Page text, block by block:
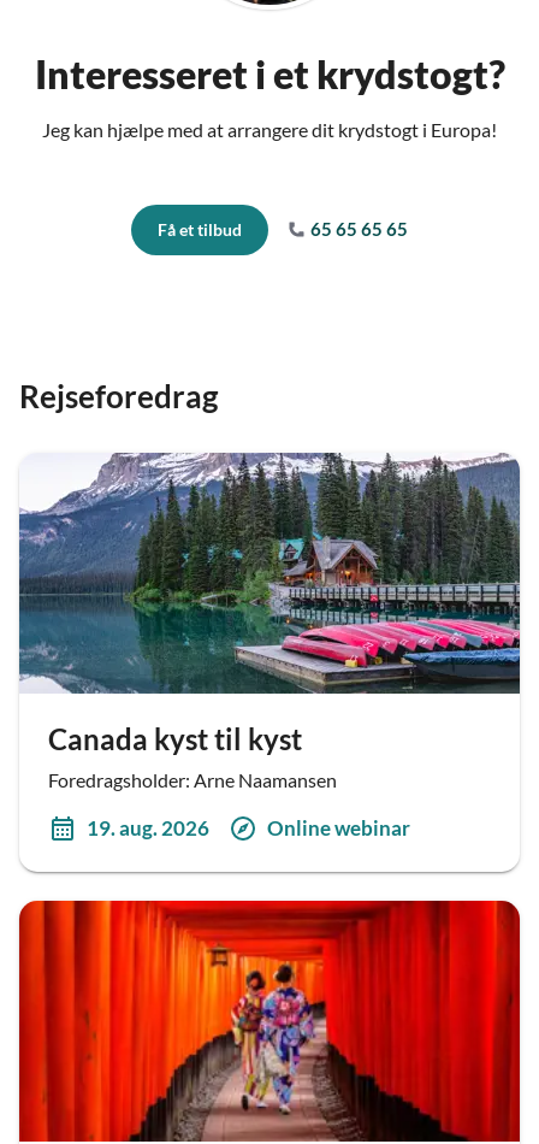
Interesseret i et krydstogt?
Jeg kan hjælpe med at arrangere dit krydstogt i Europa!
Få et tilbud 65 65 65 65
Rejseforedrag
Canada kyst til kyst
Foredragsholder: Arne Naamansen
19. aug. 2026 Online webinar